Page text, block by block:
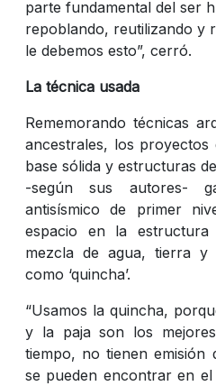
parte fundamental del ser
repoblando, reutilizando y
le debemos esto”, cerró.
La técnica usada
Rememorando técnicas
ancestrales, los proyectos
base sólida y estructuras
-según sus autores-
antisísmico de primer
espacio en la
mezcla de agua, tierra y
como ‘quincha’.
“Usamos la quincha,
y la paja son los
tiempo, no tienen
se pueden encontrar en